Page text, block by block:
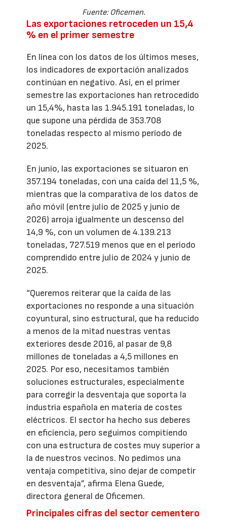
Fuente: Oficemen.
Las exportaciones retroceden un 15,4
% en el primer semestre
En línea con los datos de los últimos meses,
los indicadores de exportación analizados
continúan en negativo. Así, en el primer
semestre las exportaciones han retrocedido
un 15,4%, hasta las 1.945.191 toneladas, lo
que supone una pérdida de 353.708
toneladas respecto al mismo período de
2025.
En junio, las exportaciones se situaron en
357.194 toneladas, con una caída del 11,5 %,
mientras que la comparativa de los datos de
año móvil (entre julio de 2025 y junio de
2026) arroja igualmente un descenso del
14,9 %, con un volumen de 4.139.213
toneladas, 727.519 menos que en el periodo
comprendido entre julio de 2024 y junio de
2025.
“Queremos reiterar que la caída de las
exportaciones no responde a una situación
coyuntural, sino estructural, que ha reducido
a menos de la mitad nuestras ventas
exteriores desde 2016, al pasar de 9,8
millones de toneladas a 4,5 millones en
2025. Por eso, necesitamos también
soluciones estructurales, especialmente
para corregir la desventaja que soporta la
industria española en materia de costes
eléctricos. El sector ha hecho sus deberes
en eficiencia, pero seguimos compitiendo
con una estructura de costes muy superior a
la de nuestros vecinos. No pedimos una
ventaja competitiva, sino dejar de competir
en desventaja”, afirma Elena Guede,
directora general de Oficemen.
Principales cifras del sector cementero